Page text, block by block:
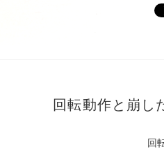
回転動作と崩し
回